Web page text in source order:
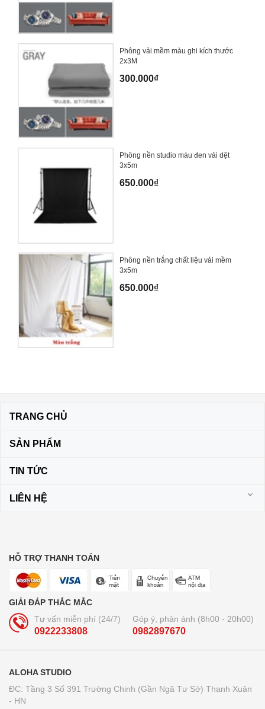
Phông vải mềm màu ghi kích thước
2x3M
300.000₫
Phông nền studio màu đen vải dệt
3x5m
650.000₫
Phông nền trắng chất liệu vải mềm
3x5m
650.000₫
TRANG CHỦ
SẢN PHẨM
TIN TỨC
LIÊN HỆ
HỖ TRỢ THANH TOÁN
GIẢI ĐÁP THẮC MẮC
Tư vấn miễn phí (24/7)
0922233808
Góp ý, phản ánh (8h00 - 20h00)
0982897670
ALOHA STUDIO
ĐC: Tầng 3 Số 391 Trường Chinh (Gần Ngã Tư Sở) Thanh Xuân
- HN